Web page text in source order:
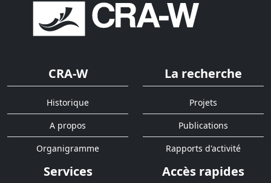
CRA-W
Historique
A propos
Organigramme
La recherche
Projets
Publications
Rapports d'activité
Services Accès rapides